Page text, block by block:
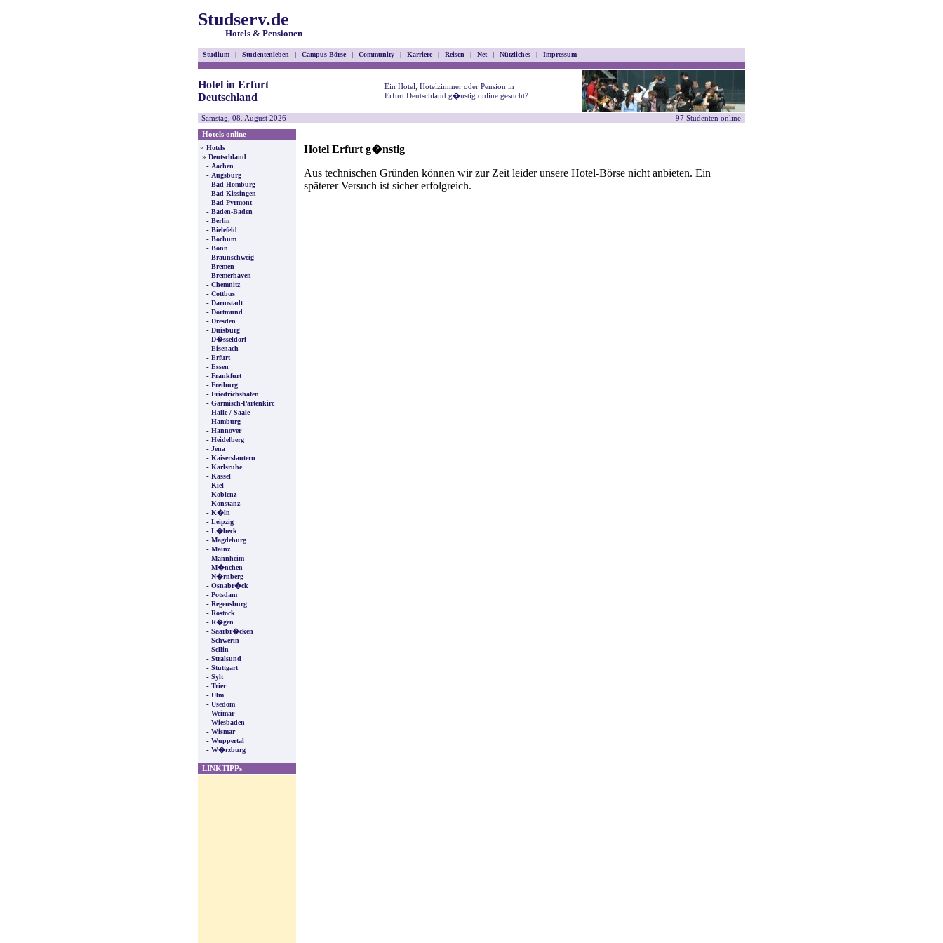
Studserv.de
Hotels & Pensionen
Studium | Studentenleben | Campus Börse | Community | Karriere | Reisen | Net | Nützliches | Impressum
Hotel in Erfurt
Deutschland
Ein Hotel, Hotelzimmer oder Pension in
Erfurt Deutschland g�nstig online gesucht?
Samstag, 08. August 2026
97 Studenten online
Hotels online
» Hotels
» Deutschland
- Aachen
- Augsburg
- Bad Homburg
- Bad Kissingen
- Bad Pyrmont
- Baden-Baden
- Berlin
- Bielefeld
- Bochum
- Bonn
- Braunschweig
- Bremen
- Bremerhaven
- Chemnitz
- Cottbus
- Darmstadt
- Dortmund
- Dresden
- Duisburg
- D�sseldorf
- Eisenach
- Erfurt
- Essen
- Frankfurt
- Freiburg
- Friedrichshafen
- Garmisch-Partenkirc
- Halle / Saale
- Hamburg
- Hannover
- Heidelberg
- Jena
- Kaiserslautern
- Karlsruhe
- Kassel
- Kiel
- Koblenz
- Konstanz
- K�ln
- Leipzig
- L�beck
- Magdeburg
- Mainz
- Mannheim
- M�nchen
- N�rnberg
- Osnabr�ck
- Potsdam
- Regensburg
- Rostock
- R�gen
- Saarbr�cken
- Schwerin
- Sellin
- Stralsund
- Stuttgart
- Sylt
- Trier
- Ulm
- Usedom
- Weimar
- Wiesbaden
- Wismar
- Wuppertal
- W�rzburg
LINKTIPPs
Hotel Erfurt g�nstig
Aus technischen Gründen können wir zur Zeit leider unsere Hotel-Börse nicht anbieten. Ein
späterer Versuch ist sicher erfolgreich.